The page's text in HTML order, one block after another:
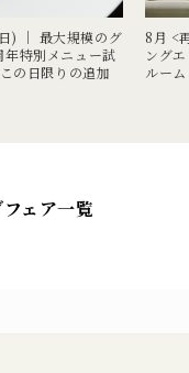
) ｜ 最大規模のグ
年特別メニュー試
の日限りの追加
8月 <
ング
ルー
ェア一覧